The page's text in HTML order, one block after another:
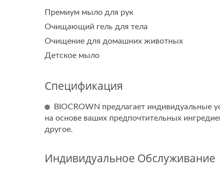
Премиум мыло для рук
Очищающий гель для тела
Очищение для домашних животных
Детское мыло
Спецификация
BIOCROWN предлагает
на основе ваших предпочтительных
другое.
Индивидуальное Обслуживание